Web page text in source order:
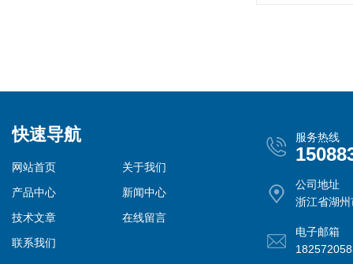
快速导航
网站首页
关于我们
产品中心
新闻中心
技术文章
在线留言
联系我们
服务热线
公司地址
浙江省湖
电子邮箱